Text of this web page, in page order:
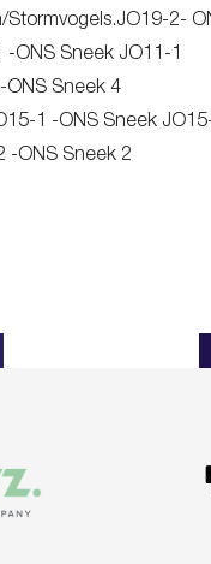
2-
ONS Sneek JO11-1
Sneek 4
1 -ONS Sneek
-ONS Sneek 2